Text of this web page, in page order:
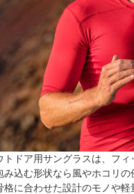
トドア用サングラスは、フ
み込む形状なら風やホコリ
格に合わせた設計のモノや